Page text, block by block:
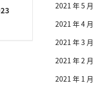
2021 年 5 月
2021 年 4 月
2021 年 3 月
2021 年 2 月
2021 年 1 月